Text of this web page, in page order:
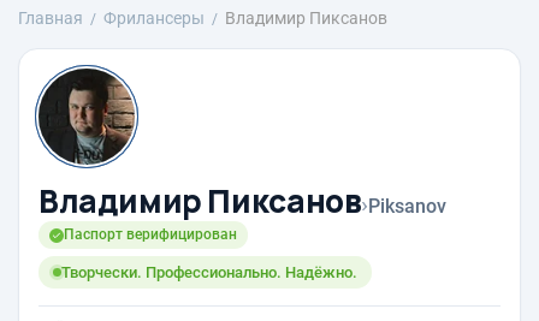
Главная Фрилансеры Владимир Пиксанов
Владимир Пиксанов›Piksanov
Паспорт верифицирован
Творчески. Профессионально. Надёжно.